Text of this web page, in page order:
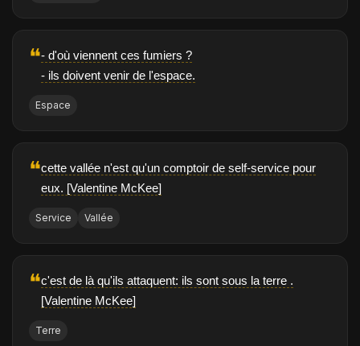
❝- d'où viennent ces fumiers ?
- ils doivent venir de l'espace.
Espace
❝cette vallée n'est qu'un comptoir de self-service pour
eux. [Valentine McKee]
Service Vallée
❝c'est de là qu'ils attaquent: ils sont sous la terre .
[Valentine McKee]
Terre